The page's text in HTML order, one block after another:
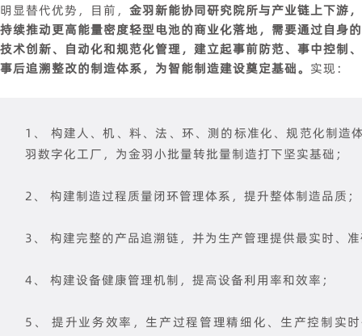
明显替代优势，目前， 金羽新能协同研究院所与产业链上下游，
持续推动更高能量密度轻型电池的商业化落地，需要通过自身的
技术创新、自动化和规范化管理，建立起事前防范、事中控制、
事后追溯整改的制造体系，为智能制造建设奠定基础。 实现：
1、 构建人、机、料、法、环、测的标准化、规范化制造
羽数字化工厂，为金羽小批量转批量制造打下坚实基础；
2、 构建制造过程质量闭环管理体系，提升整体制造品质；
3、 构建完整的产品追溯链，并为生产管理提供最实时、
4、 构建设备健康管理机制，提高设备利用率和效率；
5、 提升业务效率，生产过程管理精细化、生产控制实